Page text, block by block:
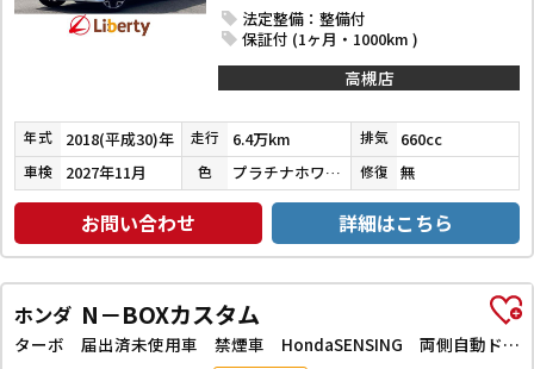
法定整備：整備付
保証付 (1ヶ月・1000km )
高槻店
年式 2018(平成30)年 走行 6.4万km 排気 660cc
車検 2027年11月 色 プラチナホワイトパール 修復 無
お問い合わせ 詳細はこちら
ホンダ N－BOXカスタム
ターボ 届出済未使用車 禁煙車 HondaSENSING 両側自動ドア アダプティブクルーズコントロール 電子パーキング 革巻きステアリング パドルシフト 前席シートヒーター LEDヘッドライト スマートキー